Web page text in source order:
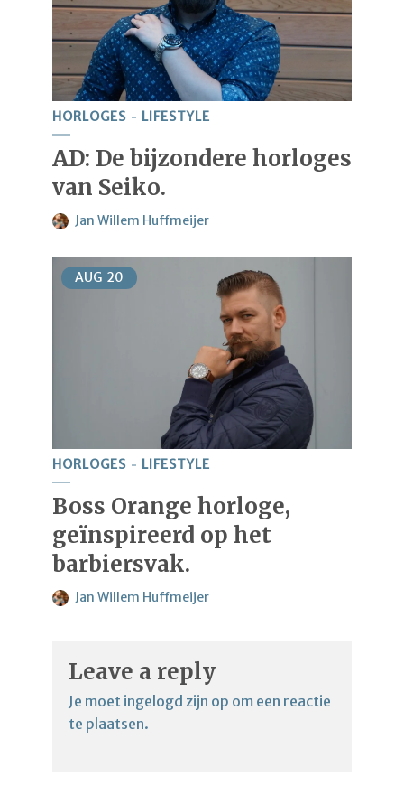
HORLOGES LIFESTYLE
AD: De bijzondere horloges
van Seiko.
Jan Willem Huffmeijer
AUG 20
HORLOGES LIFESTYLE
Boss Orange horloge,
geïnspireerd op het
barbiersvak.
Jan Willem Huffmeijer
Leave a reply
Je moet ingelogd zijn op om een reactie
te plaatsen.